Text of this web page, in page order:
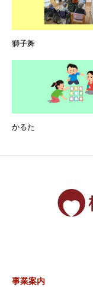
獅子舞
かるた
事業案内